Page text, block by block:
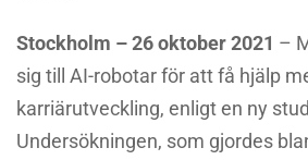
Stockholm – 26 oktober 2021 –
sig till AI-robotar för att få hjälp
karriärutveckling, enligt en ny
Undersökningen, som gjordes